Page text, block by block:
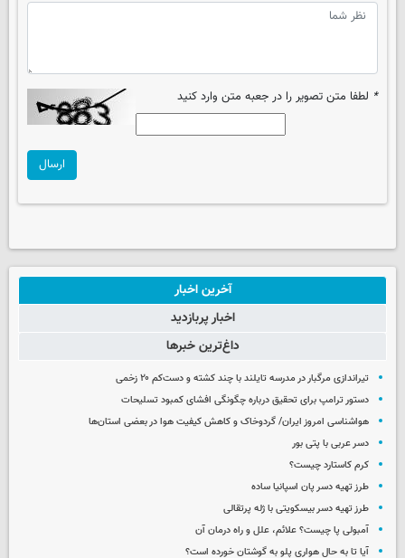
* لطفا متن تصویر را در جعبه متن وارد کنید
ارسال
آخرین اخبار
اخبار پربازدید
داغ‌ترین خبرها
تیراندازی مرگبار در مدرسه‌ تایلند با چند کشته و دست‌کم ۲۰ زخمی
دستور ترامپ برای تحقیق درباره چگونگی افشای کمبود تسلیحات
هواشناسی امروز ایران/ گردوخاک و کاهش کیفیت هوا در بعضی استان‌ها
دسر عربی با پتی بور
کرم کاستارد چیست؟
طرز تهیه دسر پان اسپانیا ساده
طرز تهیه دسر بیسکویتی با ژله پرتقالی
آمبولی پا چیست؟ علائم، علل و راه درمان آن
آیا تا به حال هواری پلو به گوشتان خورده است؟